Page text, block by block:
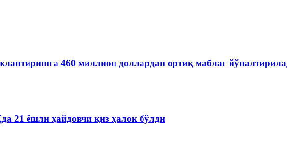
460 миллион доллардан ортиқ маблағ
21 ёшли ҳайдовчи қиз ҳалок бўлди